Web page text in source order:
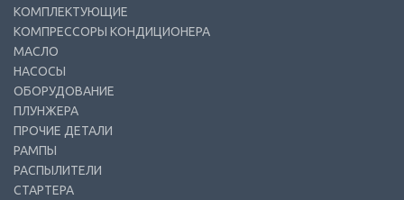
КОМПЛЕКТУЮЩИЕ
КОМПРЕССОРЫ КОНДИЦИОНЕРА
МАСЛО
НАСОСЫ
ОБОРУДОВАНИЕ
ПЛУНЖЕРА
ПРОЧИЕ ДЕТАЛИ
РАМПЫ
РАСПЫЛИТЕЛИ
СТАРТЕРА